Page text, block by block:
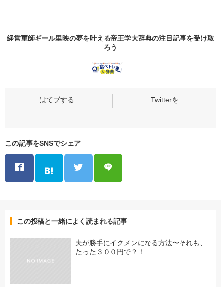
経営軍師ギール里映の夢を叶える帝王学大辞典の注目記事を受け取
ろう
この記事をSNSでシェア
この投稿と一緒によく読まれる記事
夫が勝手にイクメンになる方法〜それも、
たった３００円で？！